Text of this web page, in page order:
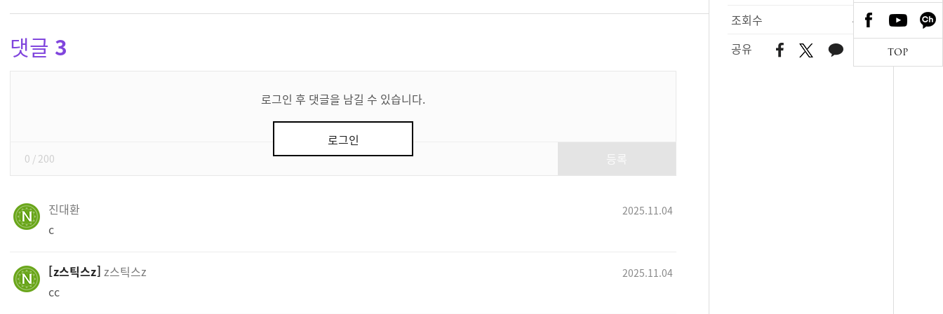
조회수
459
공유
댓글 3
로그인 후 댓글을 남길 수 있습니다.
로그인
0 / 200
진대환 2025.11.04
c
z스틱스z z스틱스z 2025.11.04
cc
TOP